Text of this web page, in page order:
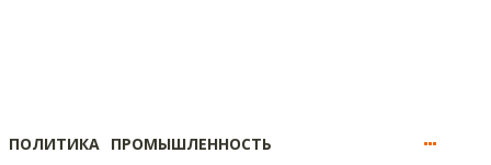
ПОЛИТИКА ПРОМЫШЛЕННОСТЬ